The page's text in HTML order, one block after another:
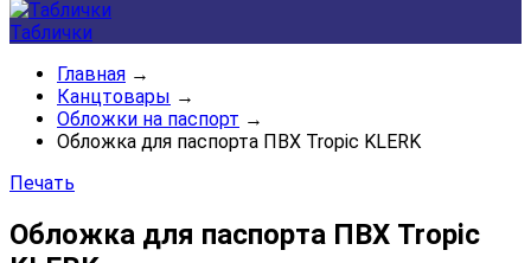
Таблички
Главная →
Канцтовары →
Обложки на паспорт →
Обложка для паспорта ПВХ Tropic KLERK
Печать
Обложка для паспорта ПВХ Tropic